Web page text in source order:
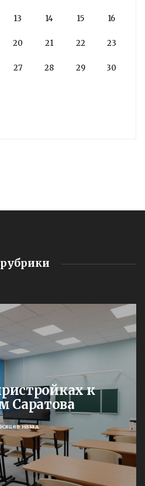
13 14 15 16
20 21 22 23
27 28 29 30
к
Саратова
назад